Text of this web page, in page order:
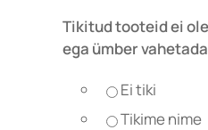
Tikitud tooteid ei
ega ümber
Ei tiki
Tikime nime